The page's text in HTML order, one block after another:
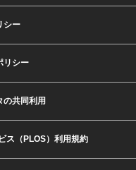
シー
リシー
の共同利用
ス（PLOS）利用規約